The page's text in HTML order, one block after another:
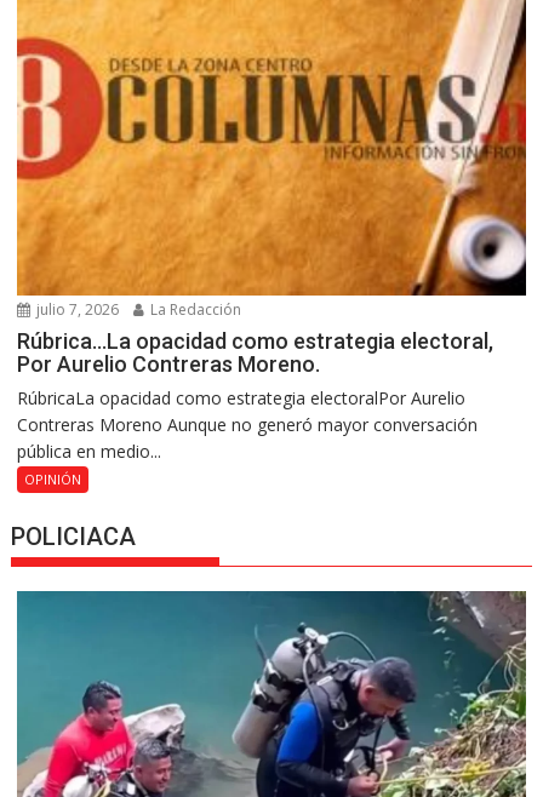
julio 7, 2026 La Redacción
Rúbrica…La opacidad como estrategia electoral,
Por Aurelio Contreras Moreno.
RúbricaLa opacidad como estrategia electoralPor Aurelio
Contreras Moreno Aunque no generó mayor conversación
pública en medio...
OPINIÓN
POLICIACA